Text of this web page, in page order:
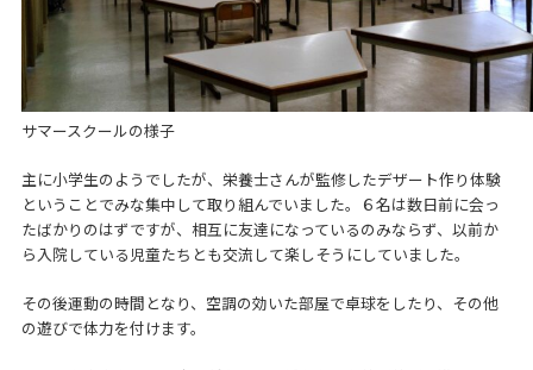
サマースクールの様子
主に小学生のようでしたが、栄養士さんが監修したデザート作り体験
ということでみな集中して取り組んでいました。６名は数日前に会っ
たばかりのはずですが、相互に友達になっているのみならず、以前か
ら入院している児童たちとも交流して楽しそうにしていました。
その後運動の時間となり、空調の効いた部屋で卓球をしたり、その他
の遊びで体力を付けます。